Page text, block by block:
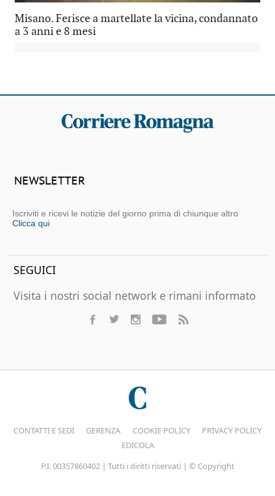
Misano. Ferisce a martellate la vicina, condannato
a 3 anni e 8 mesi
NEWSLETTER
Iscriviti e ricevi le notizie del giorno prima di chiunque altro
Clicca qui
SEGUICI
Visita i nostri social network e rimani informato
CONTATTI E SEDI GERENZA COOKIE POLICY
PRIVACY POLICY
EDICOLA
P.I. 00357860402 | Tutti i diritti riservati | © Copyright